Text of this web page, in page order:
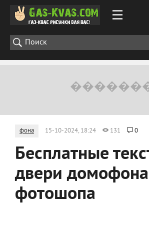
фона 15-10-2024, 18:24 131 0
Бесплатные
двери
фотошопа